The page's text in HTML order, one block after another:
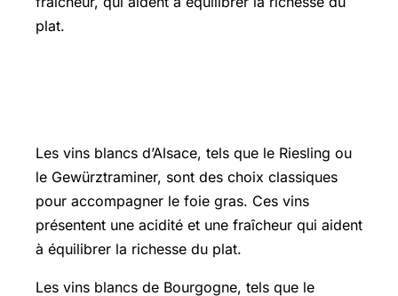
plat.
Les vins blancs d’Alsace, tels que le Riesling ou
le Gewürztraminer, sont des choix classiques
pour accompagner le foie gras. Ces vins
présentent une acidité et une fraîcheur qui aident
à équilibrer la richesse du plat.
Les vins blancs de Bourgogne, tels que le